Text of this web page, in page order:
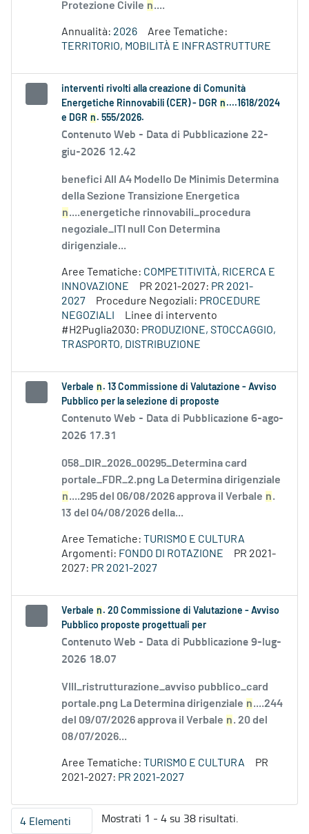
Protezione Civile n....
Annualità: 2026
Aree Tematiche:
TERRITORIO, MOBILITÀ E INFRASTRUTTURE
interventi rivolti alla creazione di Comunità
Energetiche Rinnovabili (CER) - DGR n ....1618/2024
e DGR n . 555/2026.
Contenuto Web - Data di Pubblicazione 22-
giu-2026 12.42
benefici All A4 Modello De Minimis Determina
della Sezione Transizione Energetica
n....energetiche rinnovabili_procedura
negoziale_ITI null Con Determina
dirigenziale...
Aree Tematiche: COMPETITIVITÀ, RICERCA E
INNOVAZIONE
PR 2021-2027: PR 2021-
2027
Procedure Negoziali: PROCEDURE
NEGOZIALI
Linee di intervento
#H2Puglia2030: PRODUZIONE, STOCCAGGIO,
TRASPORTO, DISTRIBUZIONE
Verbale n . 13 Commissione di Valutazione - Avviso
Pubblico per la selezione di proposte
Contenuto Web - Data di Pubblicazione 6-ago-
2026 17.31
058_DIR_2026_00295_Determina card
portale_FDR_2.png La Determina dirigenziale
n....295 del 06/08/2026 approva il Verbale n.
13 del 04/08/2026 della...
Aree Tematiche: TURISMO E CULTURA
Argomenti: FONDO DI ROTAZIONE
PR 2021-
2027: PR 2021-2027
Verbale n . 20 Commissione di Valutazione - Avviso
Pubblico proposte progettuali per
Contenuto Web - Data di Pubblicazione 9-lug-
2026 18.07
VIII_ristrutturazione_avviso pubblico_card
portale.png La Determina dirigenziale n....244
del 09/07/2026 approva il Verbale n. 20 del
08/07/2026...
Aree Tematiche: TURISMO E CULTURA
PR
2021-2027: PR 2021-2027
4 ElementiPer pagina
Mostrati 1 - 4 su 38 risultati.